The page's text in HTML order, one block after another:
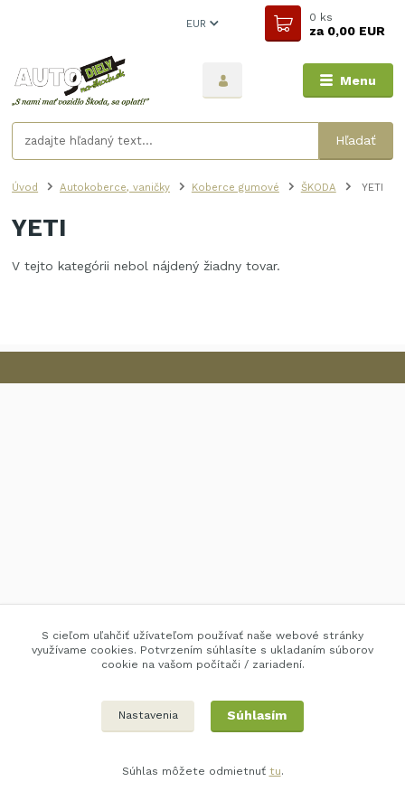
Menu
EUR
Hľadať
0 ks
za0,00 EUR
Úvod Autokoberce, vaničky Koberce gumové ŠKODA YETI
YETI
V tejto kategórii nebol nájdený žiadny tovar.
S cieľom uľahčiť užívateľom používať naše webové stránky
využívame cookies. Potvrzením súhlasíte s ukladaním súborov
cookie na vašom počítači / zariadení.
Nastavenia Súhlasím
Súhlas môžete odmietnuť tu.